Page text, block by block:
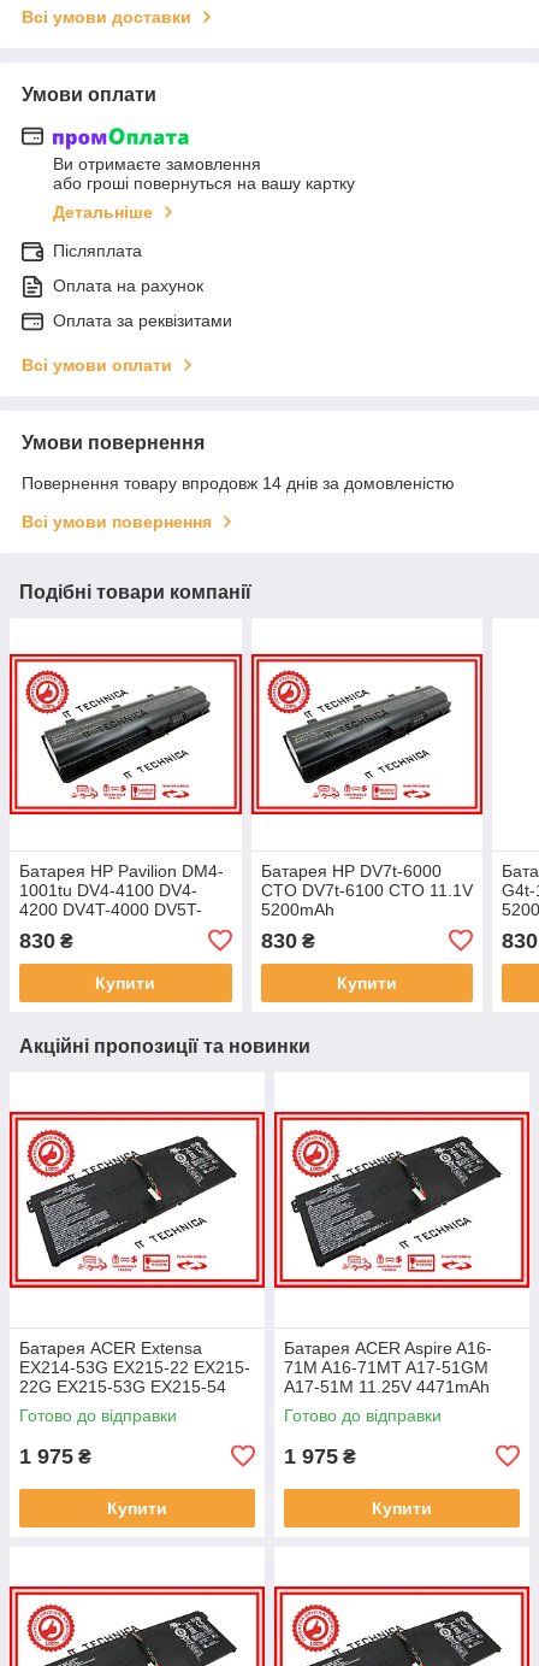
Всі умови доставки
Умови оплати
Ви отримаєте замовлення
або гроші повернуться на вашу картку
Детальніше
Післяплата
Оплата на рахунок
Оплата за реквізитами
Всі умови оплати
Умови повернення
Повернення товару впродовж 14 днів за домовленістю
Всі умови повернення
Подібні товари компанії
Батарея HP Pavilion DM4-
1001tu DV4-4100 DV4-
4200 DV4T-4000 DV5T-
830 ₴
Купити
Батарея HP DV7t-6000
CTO DV7t-6100 CTO 11.1V
5200mAh
830₴
Купити
G4t-
830
Акційні пропозиції та новинки
Батарея ACER Extensa
EX214-53G EX215-22 EX215-
22G EX215-53G EX215-54
EX215-54G 11.25V 4471mAh
ОРИГІНАЛ
Готово до відправки
1 975 ₴
Купити
Батарея ACER Aspire A16-
71M A16-71MT A17-51GM
A17-51M 11.25V 4471mAh
ОРИГІНАЛ
Готово до відправки
1 975 ₴
Купити